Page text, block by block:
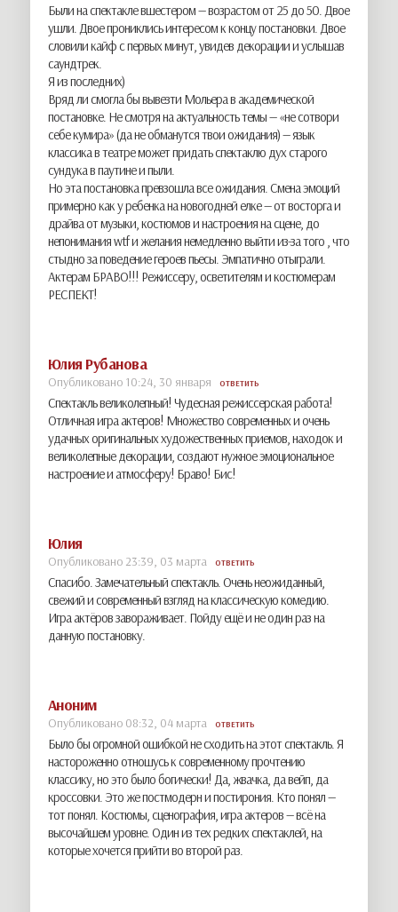
Были на спектакле вшестером — возрастом от 25 до 50. Двое
ушли. Двое прониклись интересом к концу постановки. Двое
словили кайф с первых минут, увидев декорации и услышав
саундтрек.
Я из последних)
Вряд ли смогла бы вывезти Мольера в академической
постановке. Не смотря на актуальность темы — «не сотвори
себе кумира» (да не обманутся твои ожидания) — язык
классика в театре может придать спектаклю дух старого
сундука в паутине и пыли.
Но эта постановка превзошла все ожидания. Смена эмоций
примерно как у ребенка на новогодней елке — от восторга и
драйва от музыки, костюмов и настроения на сцене, до
непонимания wtf и желания немедленно выйти из-за того , что
стыдно за поведение героев пьесы. Эмпатично отыграли.
Актерам БРАВО!!! Режиссеру, осветителям и костюмерам
РЕСПЕКТ!
Юлия Рубанова
Опубликовано 10:24, 30 января ОТВЕТИТЬ
Спектакль великолепный! Чудесная режиссерская работа!
Отличная игра актеров! Множество современных и очень
удачных оригинальных художественных приемов, находок и
великолепные декорации, создают нужное эмоциональное
настроение и атмосферу! Браво! Бис!
Юлия
Опубликовано 23:39, 03 марта ОТВЕТИТЬ
Спасибо. Замечательный спектакль. Очень неожиданный,
свежий и современный взгляд на классическую комедию.
Игра актёров завораживает. Пойду ещё и не один раз на
данную постановку.
Аноним
Опубликовано 08:32, 04 марта ОТВЕТИТЬ
Было бы огромной ошибкой не сходить на этот спектакль. Я
настороженно отношусь к современному прочтению
классику, но это было богически! Да, жвачка, да вейп, да
кроссовки. Это же постмодерн и постирония. Кто понял —
тот понял. Костюмы, сценография, игра актеров — всё на
высочайшем уровне. Один из тех редких спектаклей, на
которые хочется прийти во второй раз.